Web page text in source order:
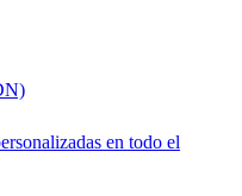
en todo el